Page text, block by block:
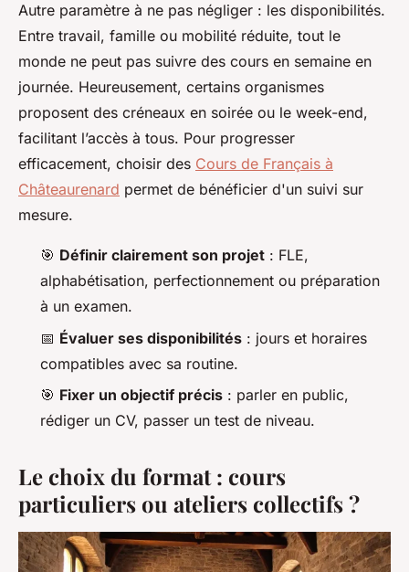
Autre paramètre à ne pas négliger : les disponibilités.
Entre travail, famille ou mobilité réduite, tout le
monde ne peut pas suivre des cours en semaine en
journée. Heureusement, certains organismes
proposent des créneaux en soirée ou le week-end,
facilitant l’accès à tous. Pour progresser
efficacement, choisir des Cours de Français à
Châteaurenard permet de bénéficier d'un suivi sur
mesure.
🎯 Définir clairement son projet : FLE,
alphabétisation, perfectionnement ou préparation
à un examen.
📅 Évaluer ses disponibilités : jours et horaires
compatibles avec sa routine.
🎯 Fixer un objectif précis : parler en public,
rédiger un CV, passer un test de niveau.
Le choix du format : cours
particuliers ou ateliers collectifs ?